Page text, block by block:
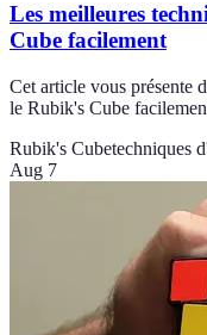
Les meilleures
Cube facilement
Cet article vous présente
le Rubik's Cube
Rubik's Cubetechniques
Aug 7